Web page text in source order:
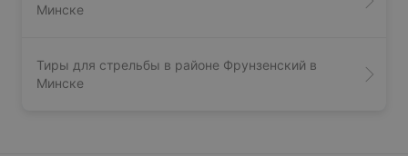
Минске
Тиры для стрельбы в районе Фрунзенский в
Минске